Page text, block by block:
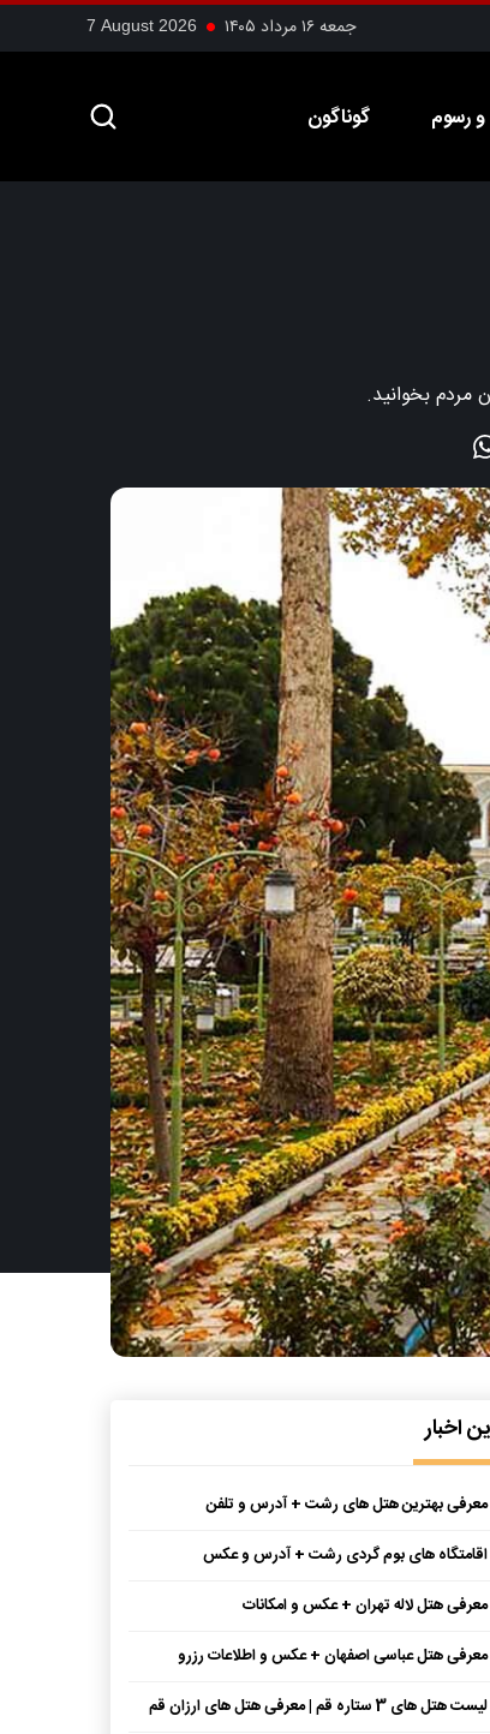
جمعه ۱۶ مرداد ۱۴۰۵ 7 August 2026
رسوم گوناگون
مردم بخوانید.
اخبار
معرفی بهترین هتل های رشت + آدرس و تلفن
اقامتگاه های بوم گردی رشت + آدرس و عکس
معرفی هتل لاله تهران + عکس و امکانات
معرفی هتل عباسی اصفهان + عکس و اطلاعات رزرو
لیست هتل های 3 ستاره قم | معرفی هتل های ارزان قم